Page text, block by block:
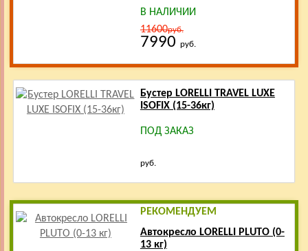
В НАЛИЧИИ
11600руб.
7990 руб.
Бустер LORELLI TRAVEL LUXE
ISOFIX (15-36кг)
ПОД ЗАКАЗ
руб.
РЕКОМЕНДУЕМ
Автокресло LORELLI PLUTO (0-
13 кг)